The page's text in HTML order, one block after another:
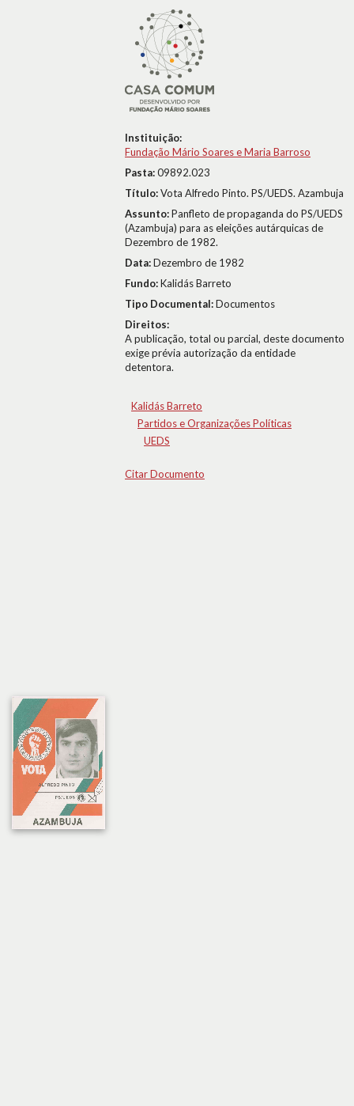
Instituição:
Fundação Mário Soares e Maria Barroso
Pasta:09892.023
Título:Vota Alfredo Pinto. PS/UEDS. Azambuja
Assunto:Panfleto de propaganda do PS/UEDS
(Azambuja) para as eleições autárquicas de
Dezembro de 1982.
Data:Dezembro de 1982
Fundo:Kalidás Barreto
Tipo Documental:Documentos
Direitos:
A publicação, total ou parcial, deste documento
exige prévia autorização da entidade
detentora.
Kalidás Barreto
Partidos e Organizações Políticas
UEDS
Citar Documento